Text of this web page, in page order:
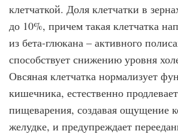
клетчаткой. Доля клетчатки в
до 10%, причем такая клетчатка
из бета-глюкана – активного
способствует снижению уровня
Овсяная клетчатка нормализует
кишечника, естественно
пищеварения, создавая ощущение
желудке, и предупреждает